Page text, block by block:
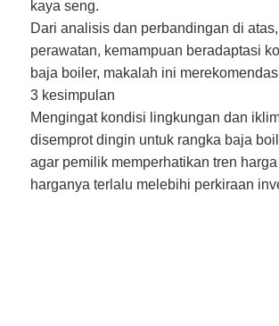
kaya seng.
Dari analisis dan perbandingan di
perawatan, kemampuan beradaptasi
baja boiler, makalah ini
3 kesimpulan
Mengingat kondisi lingkungan dan
disemprot dingin untuk rangka baja
agar pemilik memperhatikan tren
harganya terlalu melebihi perkiraan